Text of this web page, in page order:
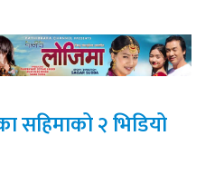
सहिमाको २ भिडियो